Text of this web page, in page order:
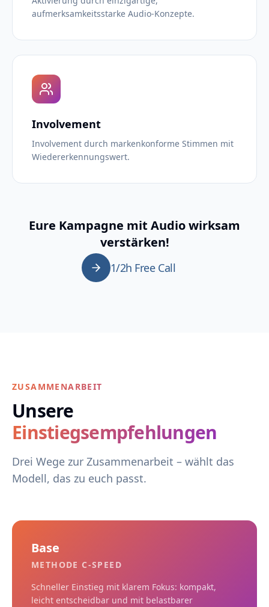
aufmerksamkeitsstarke Audio-Konzepte.
Involvement
Involvement durch markenkonforme Stimmen mit
Wiedererkennungswert.
Eure Kampagne mit Audio wirksam
verstärken!
1/2h Free Call
ZUSAMMENARBEIT
Unsere
Einstiegsempfehlungen
Drei Wege zur Zusammenarbeit – wählt das
Modell, das zu euch passt.
Base
METHODE C-SPEED
Schneller Einstieg mit klarem Fokus: kompakt,
leicht entscheidbar und mit belastbarer